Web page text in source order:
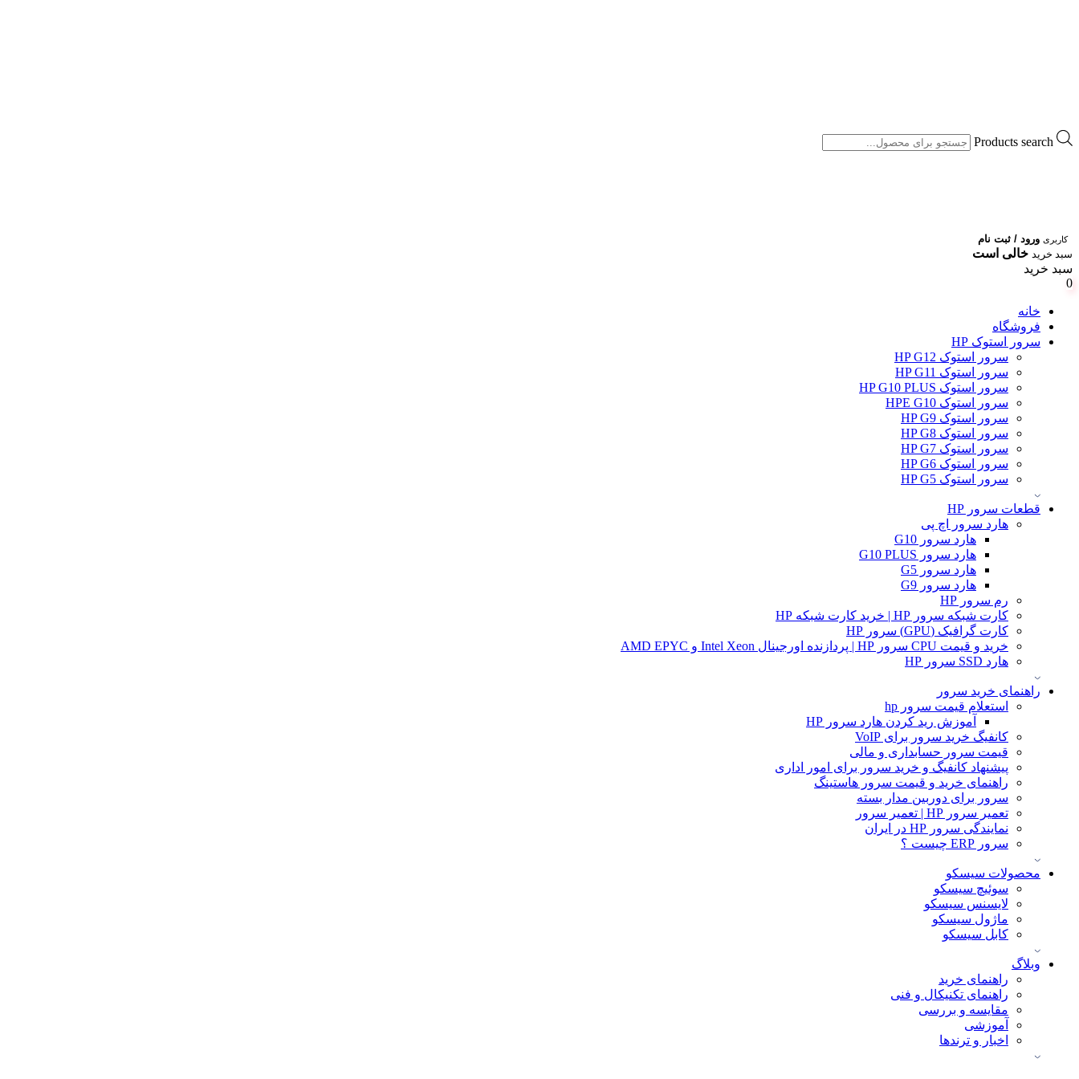
Products search
کاربری ورود / ثبت نام
سبد خرید خالی است
سبد خرید
0
خانه
فروشگاه
سرور استوک HP
سرور استوک HP G12
سرور استوک HP G11
سرور استوک HP G10 PLUS
سرور استوک HPE G10
سرور استوک HP G9
سرور استوک HP G8
سرور استوک HP G7
سرور استوک HP G6
سرور استوک HP G5
قطعات سرور HP
هارد سرور اچ پی
هارد سرور G10
هارد سرور G10 PLUS
هارد سرور G5
هارد سرور G9
رم سرور HP
کارت شبکه سرور HP | خرید کارت شبکه HP
کارت گرافیک (GPU) سرور HP
خرید و قیمت CPU سرور HP | پردازنده اورجینال Intel Xeon و AMD EPYC
هارد SSD سرور HP
راهنمای خرید سرور
استعلام قیمت سرور hp
آموزش ريد كردن هارد سرور HP
کانفیگ خرید سرور برای VoIP
قیمت سرور حسابداری و مالی
پیشنهاد کانفیگ و خرید سرور برای امور اداری
راهنمای خرید و قیمت سرور هاستینگ
سرور برای دوربین مدار بسته
تعمیر سرور HP | تعمیر سرور
نمایندگی سرور HP در ایران
سرور ERP چیست ؟
محصولات سیسکو
سوئیچ سیسکو
لایسنس سیسکو
ماژول سیسکو
کابل سیسکو
وبلاگ
راهنمای خرید
راهنمای تکنیکال و فنی
مقایسه و بررسی
آموزشی
اخبار و ترندها